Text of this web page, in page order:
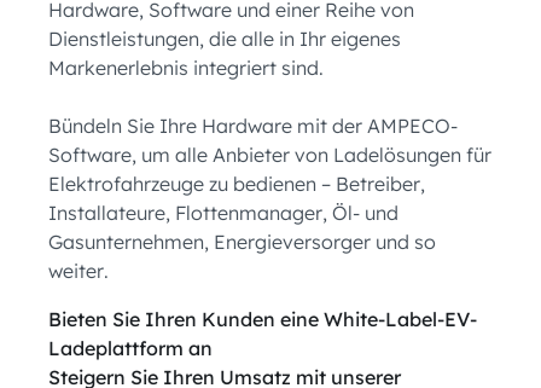
Hardware, Software und einer Reihe von
Dienstleistungen, die alle in Ihr eigenes
Markenerlebnis integriert sind.
Bündeln Sie Ihre Hardware mit der AMPECO-
Software, um alle Anbieter von Ladelösungen für
Elektrofahrzeuge zu bedienen – Betreiber,
Installateure, Flottenmanager, Öl- und
Gasunternehmen, Energieversorger und so
weiter.
Bieten Sie Ihren Kunden eine White-Label-EV-
Ladeplattform an
Steigern Sie Ihren Umsatz mit unserer